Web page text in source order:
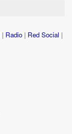
| Radio | Red Social |